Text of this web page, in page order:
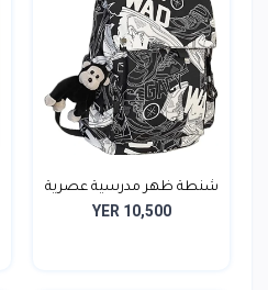
شنطة ظهر مدرسية عصرية
YER 10,500